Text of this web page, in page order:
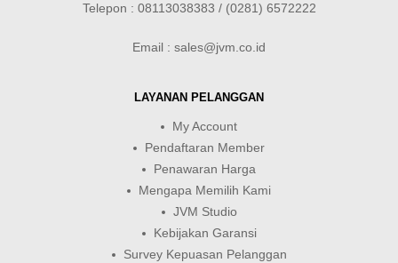
Telepon : 08113038383 / (0281) 6572222
Email : sales@jvm.co.id
LAYANAN PELANGGAN
My Account
Pendaftaran Member
Penawaran Harga
Mengapa Memilih Kami
JVM Studio
Kebijakan Garansi
Survey Kepuasan Pelanggan